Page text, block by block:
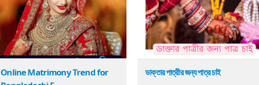
Online Matrimony Trend for
ডাক্তার পাত্রীর জন্য পাত্র চাই